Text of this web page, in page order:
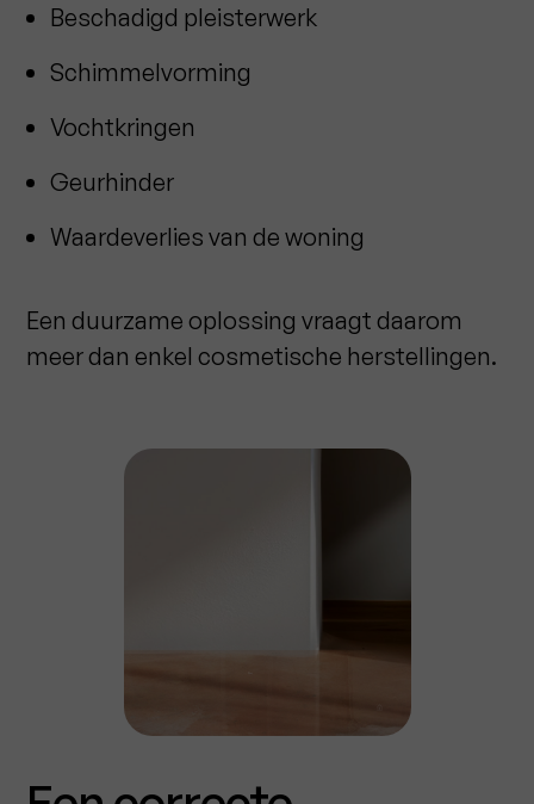
Beschadigd pleisterwerk
Schimmelvorming
Vochtkringen
Geurhinder
Waardeverlies van de woning
Een duurzame oplossing vraagt daarom
meer dan enkel cosmetische herstellingen.